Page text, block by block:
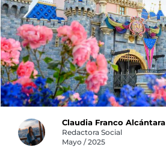
Claudia Franco Alcántara
Redactora Social
Mayo / 2025